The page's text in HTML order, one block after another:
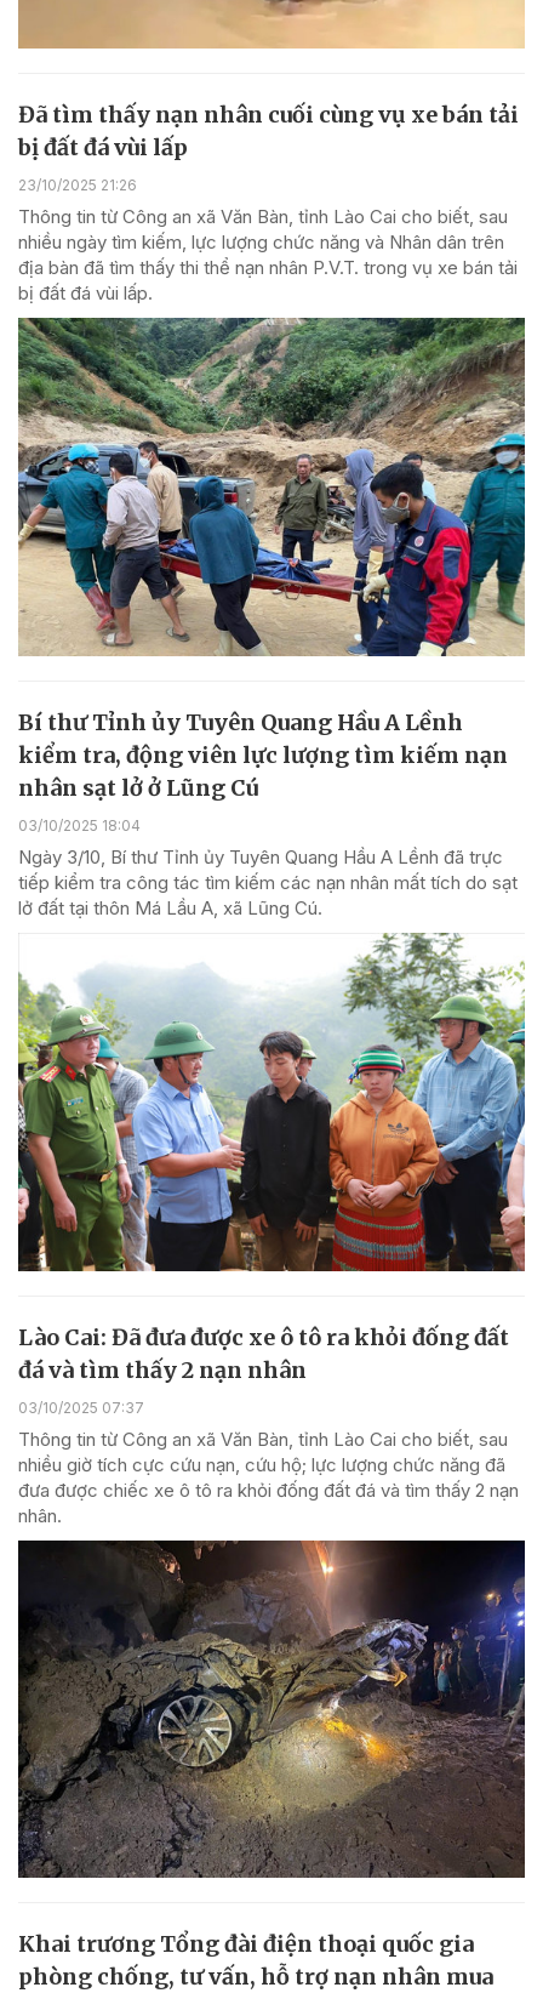
Đã tìm thấy nạn nhân cuối cùng vụ xe bán tải
bị đất đá vùi lấp
23/10/2025 21:26
Thông tin từ Công an xã Văn Bàn, tỉnh Lào Cai cho biết, sau
nhiều ngày tìm kiếm, lực lượng chức năng và Nhân dân trên
địa bàn đã tìm thấy thi thể nạn nhân P.V.T. trong vụ xe bán tải
bị đất đá vùi lấp.
Bí thư Tỉnh ủy Tuyên Quang Hầu A Lềnh
kiểm tra, động viên lực lượng tìm kiếm nạn
nhân sạt lở ở Lũng Cú
03/10/2025 18:04
Ngày 3/10, Bí thư Tỉnh ủy Tuyên Quang Hầu A Lềnh đã trực
tiếp kiểm tra công tác tìm kiếm các nạn nhân mất tích do sạt
lở đất tại thôn Má Lầu A, xã Lũng Cú.
Lào Cai: Đã đưa được xe ô tô ra khỏi đống đất
đá và tìm thấy 2 nạn nhân
03/10/2025 07:37
Thông tin từ Công an xã Văn Bàn, tỉnh Lào Cai cho biết, sau
nhiều giờ tích cực cứu nạn, cứu hộ; lực lượng chức năng đã
đưa được chiếc xe ô tô ra khỏi đống đất đá và tìm thấy 2 nạn
nhân.
Khai trương Tổng đài điện thoại quốc gia
phòng chống, tư vấn, hỗ trợ nạn nhân mua